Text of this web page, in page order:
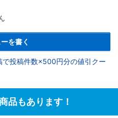
を書く
投稿件数×500円分の値引クー
品もあります！